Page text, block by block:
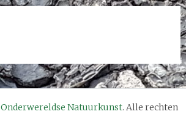
Onderwereldse Natuurkunst. Alle rechten